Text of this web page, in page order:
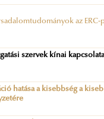
az
szervek kínai
hatása a kisebbség a